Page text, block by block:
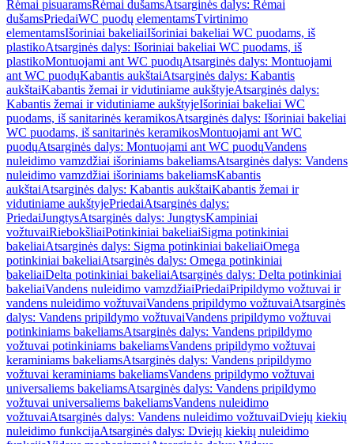
Rėmai pisuaramsRėmai dušamsAtsarginės dalys: Rėmai
dušamsPriedaiWC puodų elementamsTvirtinimo
elementamsIšoriniai bakeliaiIšoriniai bakeliai WC puodams, iš
plastikoAtsarginės dalys: Išoriniai bakeliai WC puodams, iš
plastikoMontuojami ant WC puodųAtsarginės dalys: Montuojami
ant WC puodųKabantis aukštaiAtsarginės dalys: Kabantis
aukštaiKabantis žemai ir vidutiniame aukštyjeAtsarginės dalys:
Kabantis žemai ir vidutiniame aukštyjeIšoriniai bakeliai WC
puodams, iš sanitarinės keramikosAtsarginės dalys: Išoriniai bakeliai
WC puodams, iš sanitarinės keramikosMontuojami ant WC
puodųAtsarginės dalys: Montuojami ant WC puodųVandens
nuleidimo vamzdžiai išoriniams bakeliamsAtsarginės dalys: Vandens
nuleidimo vamzdžiai išoriniams bakeliamsKabantis
aukštaiAtsarginės dalys: Kabantis aukštaiKabantis žemai ir
vidutiniame aukštyjePriedaiAtsarginės dalys:
PriedaiJungtysAtsarginės dalys: JungtysKampiniai
vožtuvaiRiebokšliaiPotinkiniai bakeliaiSigma potinkiniai
bakeliaiAtsarginės dalys: Sigma potinkiniai bakeliaiOmega
potinkiniai bakeliaiAtsarginės dalys: Omega potinkiniai
bakeliaiDelta potinkiniai bakeliaiAtsarginės dalys: Delta potinkiniai
bakeliaiVandens nuleidimo vamzdžiaiPriedaiPripildymo vožtuvai ir
vandens nuleidimo vožtuvaiVandens pripildymo vožtuvaiAtsarginės
dalys: Vandens pripildymo vožtuvaiVandens pripildymo vožtuvai
potinkiniams bakeliamsAtsarginės dalys: Vandens pripildymo
vožtuvai potinkiniams bakeliamsVandens pripildymo vožtuvai
keraminiams bakeliamsAtsarginės dalys: Vandens pripildymo
vožtuvai keraminiams bakeliamsVandens pripildymo vožtuvai
universaliems bakeliamsAtsarginės dalys: Vandens pripildymo
vožtuvai universaliems bakeliamsVandens nuleidimo
vožtuvaiAtsarginės dalys: Vandens nuleidimo vožtuvaiDviejų kiekių
nuleidimo funkcijaAtsarginės dalys: Dviejų kiekių nuleidimo